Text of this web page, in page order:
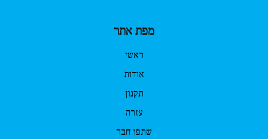
מפת אתר
ראשי
אודות
תקנון
עזרה
שתפו חבר